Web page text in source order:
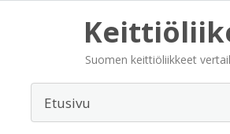
Suomen keittiöliikkeet